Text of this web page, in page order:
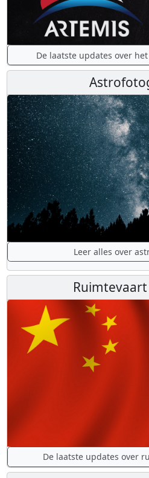
De laatste updates over
Leer alles over
Ruimtevaart
De laatste updates over